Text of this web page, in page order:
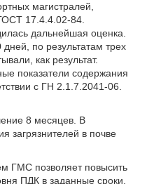
магистралей,
17.4.4.02-84.
дальнейшая оценка.
по результатам трех
как результат.
показатели содержания
с ГН 2.1.7.2041-06.
8 месяцев. В
загрязнителей в почве
ГМС позволяет повысить
ПДК в заданные сроки.